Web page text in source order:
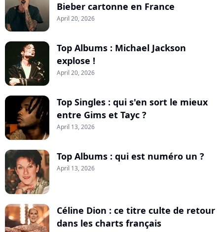
Bieber cartonne en France
April 20, 2026
Top Albums : Michael Jackson
explose !
April 20, 2026
Top Singles : qui s'en sort le mieux
entre Gims et Tayc ?
April 13, 2026
Top Albums : qui est numéro un ?
April 13, 2026
Céline Dion : ce titre culte de retour
dans les charts français